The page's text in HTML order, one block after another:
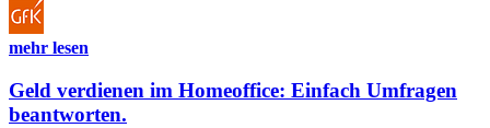
mehr lesen
Geld verdienen im Homeoffice: Einfach Umfragen
beantworten.